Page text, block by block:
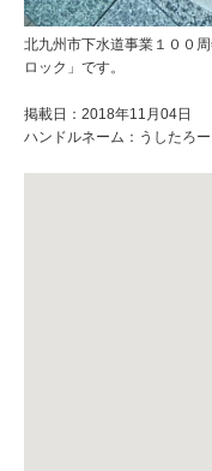
北九州市下水道事業１００
ロック」です。
掲載日：2018年11月04日
ハンドルネーム：うしたろー